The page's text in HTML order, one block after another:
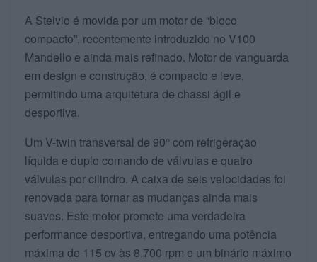
A Stelvio é movida por um motor de “bloco
compacto”, recentemente introduzido no V100
Mandello e ainda mais refinado. Motor de vanguarda
em design e construção, é compacto e leve,
permitindo uma arquitetura de chassi ágil e
desportiva.
Um V-twin transversal de 90° com refrigeração
líquida e duplo comando de válvulas e quatro
válvulas por cilindro. A caixa de seis velocidades foi
renovada para tornar as mudanças ainda mais
suaves. Este motor promete uma verdadeira
performance desportiva, entregando uma potência
máxima de 115 cv às 8.700 rpm e um binário máximo